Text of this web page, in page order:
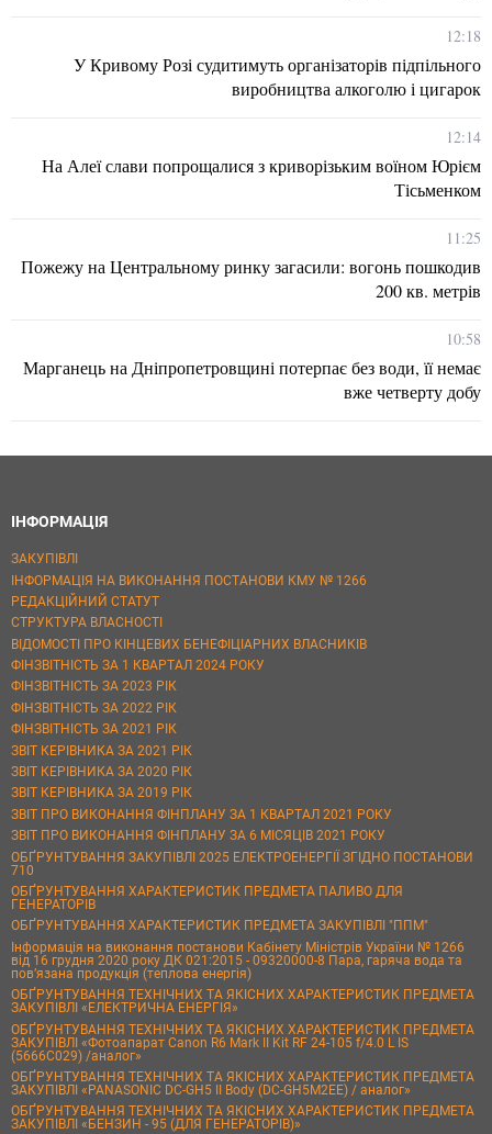
12:18
У Кривому Розі судитимуть організаторів підпільного
виробництва алкоголю і цигарок
12:14
На Алеї слави попрощалися з криворізьким воїном Юрієм
Тісьменком
11:25
Пожежу на Центральному ринку загасили: вогонь пошкодив
200 кв. метрів
10:58
Марганець на Дніпропетровщині потерпає без води, її немає
вже четверту добу
ІНФОРМАЦІЯ
ЗАКУПІВЛІ
ІНФОРМАЦІЯ НА ВИКОНАННЯ ПОСТАНОВИ КМУ № 1266
РЕДАКЦІЙНИЙ СТАТУТ
СТРУКТУРА ВЛАСНОСТІ
ВІДОМОСТІ ПРО КІНЦЕВИХ БЕНЕФІЦІАРНИХ ВЛАСНИКІВ
ФІНЗВІТНІСТЬ ЗА 1 КВАРТАЛ 2024 РОКУ
ФІНЗВІТНІСТЬ ЗА 2023 РІК
ФІНЗВІТНІСТЬ ЗА 2022 РІК
ФІНЗВІТНІСТЬ ЗА 2021 РІК
ЗВІТ КЕРІВНИКА ЗА 2021 РІК
ЗВІТ КЕРІВНИКА ЗА 2020 РІК
ЗВІТ КЕРІВНИКА ЗА 2019 РІК
ЗВІТ ПРО ВИКОНАННЯ ФІНПЛАНУ ЗА 1 КВАРТАЛ 2021 РОКУ
ЗВІТ ПРО ВИКОНАННЯ ФІНПЛАНУ ЗА 6 МІСЯЦІВ 2021 РОКУ
ОБҐРУНТУВАННЯ ЗАКУПІВЛІ 2025 ЕЛЕКТРОЕНЕРГІЇ ЗГІДНО ПОСТАНОВИ
710
ОБҐРУНТУВАННЯ ХАРАКТЕРИСТИК ПРЕДМЕТА ПАЛИВО ДЛЯ
ГЕНЕРАТОРІВ
ОБҐРУНТУВАННЯ ХАРАКТЕРИСТИК ПРЕДМЕТА ЗАКУПІВЛІ "ППМ"
Інформація на виконання постанови Кабінету Міністрів України № 1266
від 16 грудня 2020 року ДК 021:2015 - 09320000-8 Пара, гаряча вода та
пов’язана продукція (теплова енергія)
ОБҐРУНТУВАННЯ ТЕХНІЧНИХ ТА ЯКІСНИХ ХАРАКТЕРИСТИК ПРЕДМЕТА
ЗАКУПІВЛІ «ЕЛЕКТРИЧНА ЕНЕРГІЯ»
ОБҐРУНТУВАННЯ ТЕХНІЧНИХ ТА ЯКІСНИХ ХАРАКТЕРИСТИК ПРЕДМЕТА
ЗАКУПІВЛІ «Фотоапарат Canon R6 Mark II Kit RF 24-105 f/4.0 L IS
(5666C029) /аналог»
ОБҐРУНТУВАННЯ ТЕХНІЧНИХ ТА ЯКІСНИХ ХАРАКТЕРИСТИК ПРЕДМЕТА
ЗАКУПІВЛІ «PANASONIC DC-GH5 II Body (DC-GH5M2EE) / аналог»
ОБҐРУНТУВАННЯ ТЕХНІЧНИХ ТА ЯКІСНИХ ХАРАКТЕРИСТИК ПРЕДМЕТА
ЗАКУПІВЛІ «БЕНЗИН - 95 (ДЛЯ ГЕНЕРАТОРІВ)»